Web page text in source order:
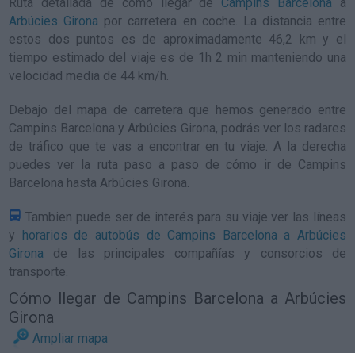
Arbúcies Girona por carretera en coche. La distancia entre
estos dos puntos es de aproximadamente 46,2 km y el
tiempo estimado del viaje es de 1h 2 min manteniendo una
velocidad media de 44 km/h.
Debajo del mapa de carretera que hemos generado entre
Campins Barcelona y Arbúcies Girona, podrás ver los radares
de tráfico que te vas a encontrar en tu viaje. A la derecha
puedes ver la ruta paso a paso de cómo ir de Campins
Barcelona hasta Arbúcies Girona.
Tambien puede ser de interés para su viaje ver las líneas
y horarios de autobús de Campins Barcelona a Arbúcies
Girona de las principales compañías y consorcios de
transporte.
Cómo llegar de Campins Barcelona a Arbúcies
Girona
Ampliar mapa